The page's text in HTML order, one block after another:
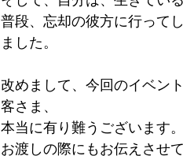
普段、忘却の彼方に行って
ました。
改めまして、今回のイベン
客さま、
本当に有り難うございます。
お渡しの際にもお伝えさせ